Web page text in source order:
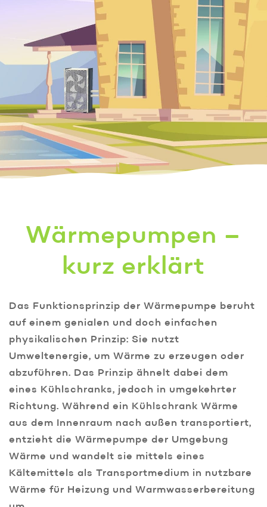
Wärmepumpen –
kurz erklärt
Das Funktionsprinzip der Wärmepumpe beruht
auf einem genialen und doch einfachen
physikalischen Prinzip: Sie nutzt
Umweltenergie, um Wärme zu erzeugen oder
abzuführen. Das Prinzip ähnelt dabei dem
eines Kühlschranks, jedoch in umgekehrter
Richtung. Während ein Kühlschrank Wärme
aus dem Innenraum nach außen transportiert,
entzieht die Wärmepumpe der Umgebung
Wärme und wandelt sie mittels eines
Kältemittels als Transportmedium in nutzbare
Wärme für Heizung und Warmwasserbereitung